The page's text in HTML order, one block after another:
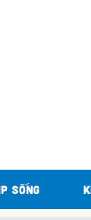
SỐNG